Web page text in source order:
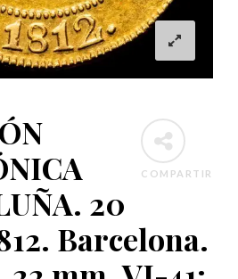
COMPARTIR
20
Barcelona.